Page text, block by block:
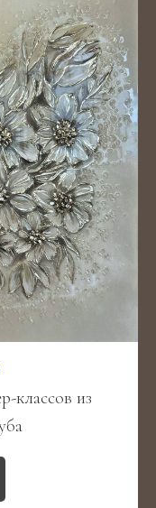
классов из